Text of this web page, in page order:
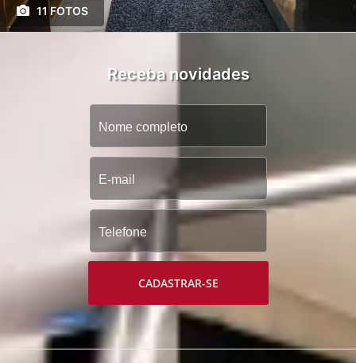
11 FOTOS
Receba novidades
CADASTRAR-SE